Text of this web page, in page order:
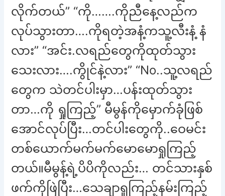
လိုက်တယ်” “ကို…….ကိုညီနေ့လည်က
လုပ်သွားတာ….ကိုရတဲ့အနံ့ကသူ့လီးနံ့ နံ
လား” “အင်း.လရည်တွေကိုထုတ်သွား
သေးလား….ကွိုင်နဲ့လား” “No..သူ့လရည်
တွေက သဲတင်ပါးမှာ…ပန်းထုတ်သွား
တာ…ကို ရှုကြည့်” မီမွန်ကိုမှောက်ခုံဖြစ်
အောင်လုပ်ပြီး…တင်ပါးတွေကို..ဝေမင်း
တစ်ယောက်မက်မက်မောမောရှုကြည့်
တယ်။မီမွန့်ရဲ့ပိပိကိုလည်း… တင်သားနှစ်
ဖက်ကိုဖြဲပြီး…သေချာရှုကြည့်နမ်းကြည့်